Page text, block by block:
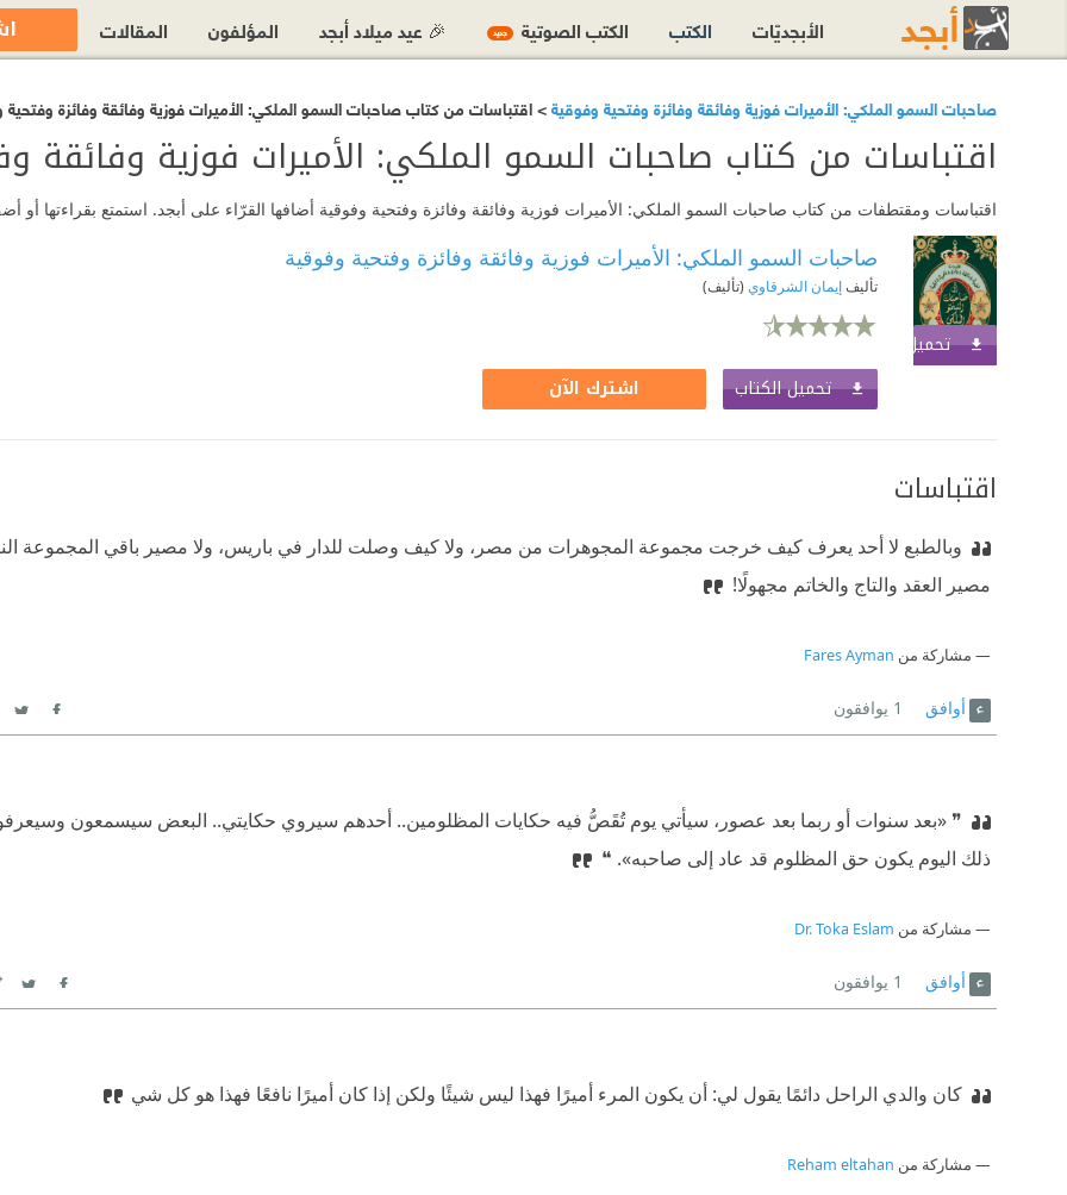
صاحبات السمو الملكي: الأميرات فوزية وفائقة وفائزة وفتحية وفوقية> اقتباسات من كتاب صاحبات السمو الملكي: الأميرات فوزية وفائقة وفائزة وفتحية
اقتباسات من كتاب صاحبات السمو الملكي: الأميرات فوزية وفائقة
اقتباسات ومقتطفات من كتاب صاحبات السمو الملكي: الأميرات فوزية وفائقة وفائزة وفتحية وفوقية أضافها القرّاء على أبجد. استمتع بقراءتها
تحميل الكتاب اشترك الآن
صاحبات السمو الملكي: الأميرات فوزية وفائقة وفائزة وفتحية وفوقية
تأليفإيمان الشرقاوي (تأليف)
تحميل الكتاب اشترك الآن
اقتباسات
وبالطبع لا أحد يعرف كيف خرجت مجموعة المجوهرات من مصر، ولا كيف وصلت للدار في باريس، ولا مصير باقي المجموعة
مصير العقد والتاج والخاتم مجهولًا!
مشاركة من Fares Ayman
أوافق 1 يوافقون
❞ «بعد سنوات أو ربما بعد عصور، سيأتي يوم تُقَصُّ فيه حكايات المظلومين.. أحدهم سيروي حكايتي.. البعض سيسمعون
ذلك اليوم يكون حق المظلوم قد عاد إلى صاحبه». ❝
مشاركة من Dr. Toka Eslam
أوافق 1 يوافقون
كان والدي الراحل دائمًا يقول لي: أن يكون المرء أميرًا فهذا ليس شيئًا ولكن إذا كان أميرًا نافعًا فهذا هو كل شي
مشاركة من Reham eltahan
الأبجديّات الكتب الكتب الصوتية جديد 🎉 عيد ميلاد أبجد المؤلفون المقالات